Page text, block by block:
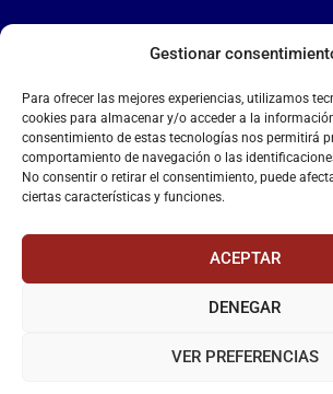
Gestionar
Para ofrecer las mejores experiencias, utilizamos
cookies para almacenar y/o acceder a la
consentimiento de estas tecnologías nos permitirá
comportamiento de navegación o las
No consentir o retirar el consentimiento, puede
ciertas características y funciones.
ACEPTAR
DENEGAR
VER PREFERENCIAS
LA FALANGE
Reproductor
de
vídeo